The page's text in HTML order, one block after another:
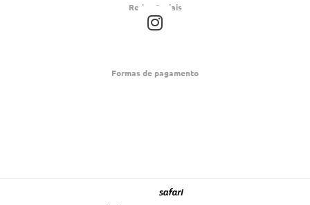
Redes Sociais
I
n
t
Formas de pagamento